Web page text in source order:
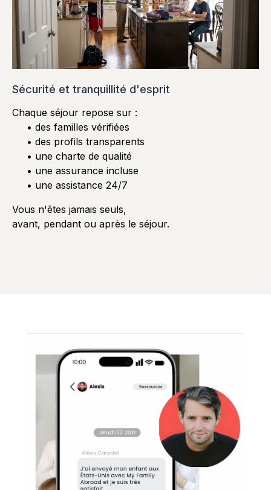
Sécurité et tranquillité d'esprit
Chaque séjour repose sur :
• des familles vérifiées
• des profils transparents
• une charte de qualité
• une assurance incluse
• une assistance 24/7
Vous n'êtes jamais seuls,
avant, pendant ou après le séjour.